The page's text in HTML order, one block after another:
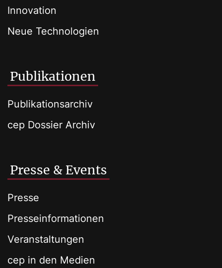
Innovation
Neue Technologien
Publikationen
Publikationsarchiv
cep Dossier Archiv
Presse & Events
Presse
Presseinformationen
Veranstaltungen
cep in den Medien